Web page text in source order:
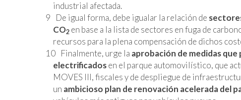
industrial afectada.
De igual forma, debe igualar la relación de
CO2 en base a la lista de sectores en fuga de
recursos para la plena compensación de dichos
Finalmente, urge la aprobación de medidas
electrificadosen el parque automovilístico, que
MOVES III, fiscales y de despliegue de
un ambicioso plan de renovación acelerada del